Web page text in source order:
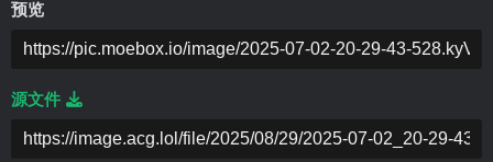
预览
源文件